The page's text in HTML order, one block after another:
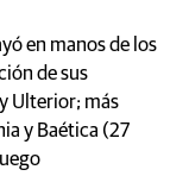
en manos de los
de sus
Ulterior; más
y Baética (27